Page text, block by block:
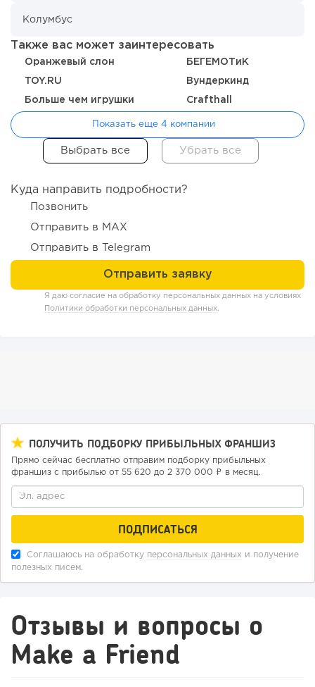
Отзыв SSL-сертификатов у банков: как это влияет на
Конференции августа 2026: лучшие мероприятия месяца
Также вас может заинтересовать
Оранжевый слон БЕГЕМОТиК
TOY.RU Вундеркинд
Больше чем игрушки Crafthall
Показать еще 4 компании
Куда направить подробности?
Позвонить
Отправить в MAX
Отправить в Telegram
Я даю согласие на обработку персональных данных на условиях
Политики обработки персональных данных.
ПОЛУЧИТЬ ПОДБОРКУ ПРИБЫЛЬНЫХ ФРАНШИЗ
Прямо сейчас бесплатно отправим подборку прибыльных
франшиз с прибылью от 55 620 до 2 370 000 ₽ в месяц.
Соглашаюсь на обработку персональных данных и получение
полезных писем.
Отзывы и вопросы о
Make a Friend